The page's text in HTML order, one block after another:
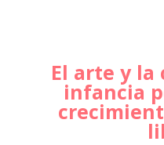
El arte y
infancia